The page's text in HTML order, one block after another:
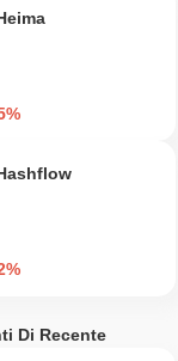
Di Recente